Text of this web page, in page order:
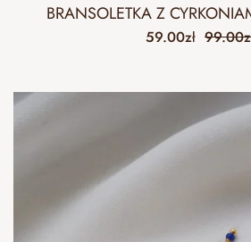
BRANSOLETKA Z
99.00
59.00zł